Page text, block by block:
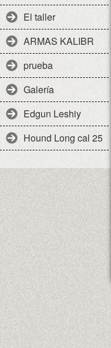
El taller
ARMAS KALIBR
prueba
Galería
Edgun Leshiy
Hound Long cal 25